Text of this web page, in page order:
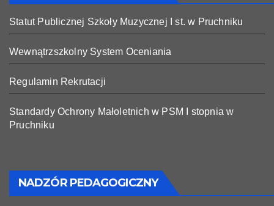
Statut Publicznej Szkoły Muzycznej I st. w Pruchniku
Wewnątrzszkolny System Oceniania
Regulamin Rekrutacji
Standardy Ochrony Małoletnich w PSM I stopnia w
Pruchniku
NADZÓR PEDAGOGICZNY